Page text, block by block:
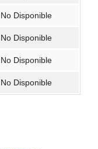
No Disponible
No Disponible
No Disponible
No Disponible